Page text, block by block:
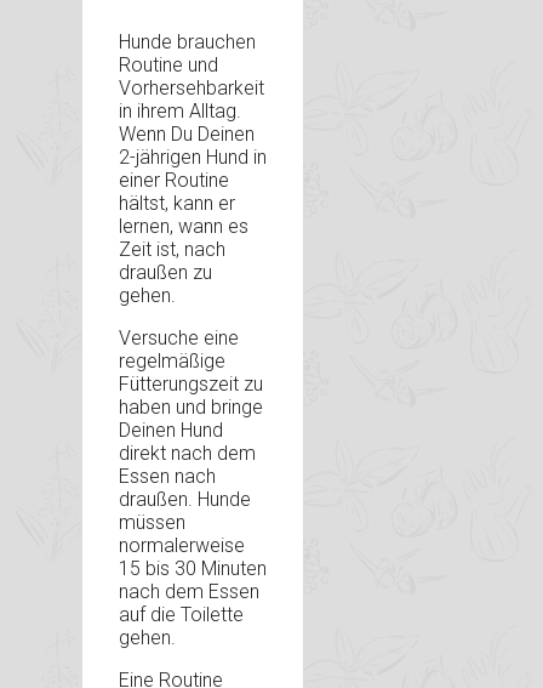
Hunde brauchen
Routine und
Vorhersehbarkeit
in ihrem Alltag.
Wenn Du Deinen
2-jährigen Hund in
einer Routine
hältst, kann er
lernen, wann es
Zeit ist, nach
draußen zu
gehen.
Versuche eine
regelmäßige
Fütterungszeit zu
haben und bringe
Deinen Hund
direkt nach dem
Essen nach
draußen. Hunde
müssen
normalerweise
15 bis 30 Minuten
nach dem Essen
auf die Toilette
gehen.
Eine Routine